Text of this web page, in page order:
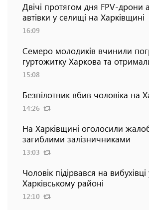
Двічі протягом дня FPV-дрони
автівки у селищі на Харківщині
16:09
Семеро молодиків вчинили
гуртожитку Харкова та
15:08
Безпілотник вбив чоловіка на
14:26
На Харківщині оголосили
загиблими залізничниками
13:03
Чоловік підірвався на вибухівці
Харківському районі
12:10